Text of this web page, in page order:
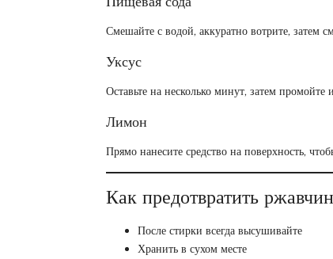
Смешайте с водой, аккуратно вотрите, затем
Уксус
Оставьте на несколько минут, затем промойте
Лимон
Прямо нанесите средство на поверхность,
Как предотвратить
После стирки всегда высушивайте
Хранить в сухом месте